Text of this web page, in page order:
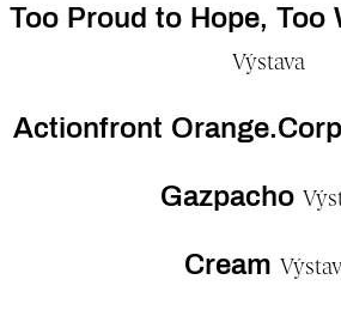
Too Proud to Hope, Too
Výstava
Actionfront
Gazpacho
Cream